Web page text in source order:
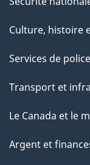
Culture, histoire
Services de
Transport et
Le Canada et le
Argent et